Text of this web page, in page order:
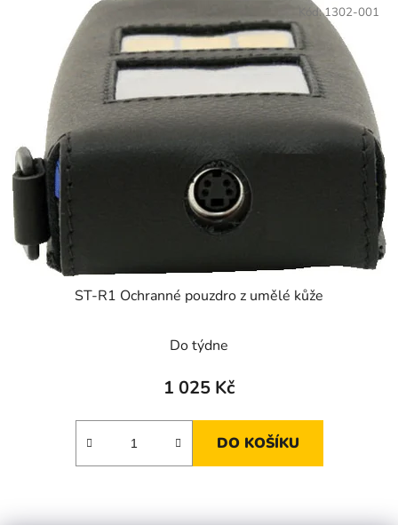
ST-R1 Ochranné pouzdro z umělé kůže
Do týdne
1 025 Kč
DO KOŠÍKU
Kód:1302-001